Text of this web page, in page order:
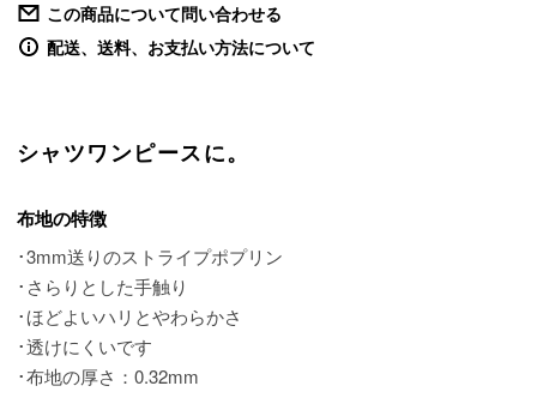
この商品について問い合わせる
配送、送料、お支払い方法について
シャツワンピースに。
布地の特徴
･3mm送りのストライプポプリン
･さらりとした手触り
･ほどよいハリとやわらかさ
･透けにくいです
･布地の厚さ：0.32mm